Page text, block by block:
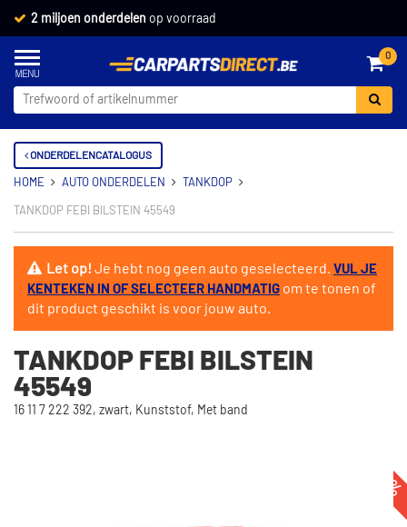
2 miljoen onderdelen op voorraad
0
ONDERDELENCATALOGUS
HOME AUTO ONDERDELEN TANKDOP
TANKDOP FEBI BILSTEIN 45549
Let op!Je hebt nog geen auto geselecteerd. VUL JE
KENTEKEN IN OF SELECTEER HANDMATIG om te tonen of
dit product geschikt is voor jouw auto.
TANKDOP FEBI BILSTEIN
45549
16 11 7 222 392, zwart, Kunststof, Met band
-